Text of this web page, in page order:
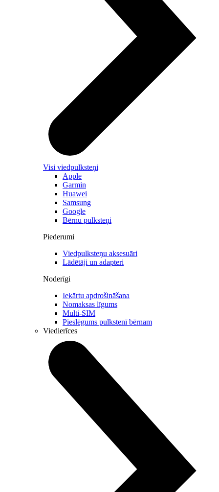
Visi viedpulksteņi
Apple
Garmin
Huawei
Samsung
Google
Bērnu pulksteņi
Piederumi
Viedpulksteņu aksesuāri
Lādētāji un adapteri
Noderīgi
Iekārtu apdrošināšana
Nomaksas līgums
Multi-SIM
Pieslēgums pulkstenī bērnam
Viedierīces